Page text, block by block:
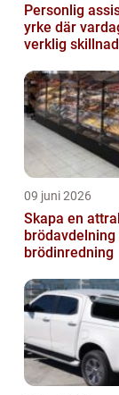
Personlig
yrke där
verklig skillnad
09 juni 2026
Skapa en
brödinredning